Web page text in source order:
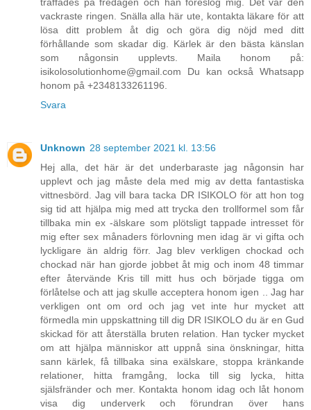
vackraste ringen. Snälla alla här ute, kontakta läkare för att
lösa ditt problem åt dig och göra dig nöjd med ditt
förhållande som skadar dig. Kärlek är den bästa känslan
som någonsin upplevts. Maila honom på:
isikolosolutionhome@gmail.com Du kan också Whatsapp
honom på +2348133261196.
Svara
Unknown 28 september 2021 kl. 13:56
Hej alla, det här är det underbaraste jag någonsin har
upplevt och jag måste dela med mig av detta fantastiska
vittnesbörd. Jag vill bara tacka DR ISIKOLO för att hon tog
sig tid att hjälpa mig med att trycka den trollformel som får
tillbaka min ex -älskare som plötsligt tappade intresset för
mig efter sex månaders förlovning men idag är vi gifta och
lyckligare än aldrig förr. Jag blev verkligen chockad och
chockad när han gjorde jobbet åt mig och inom 48 timmar
efter återvände Kris till mitt hus och började tigga om
förlåtelse och att jag skulle acceptera honom igen .. Jag har
verkligen ont om ord och jag vet inte hur mycket att
förmedla min uppskattning till dig DR ISIKOLO du är en Gud
skickad för att återställa bruten relation. Han tycker mycket
om att hjälpa människor att uppnå sina önskningar, hitta
sann kärlek, få tillbaka sina exälskare, stoppa kränkande
relationer, hitta framgång, locka till sig lycka, hitta
själsfränder och mer. Kontakta honom idag och låt honom
visa dig underverk och förundran över hans